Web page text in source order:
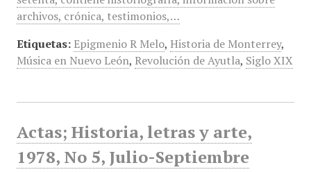
archivos, crónica, testimonios,…
Etiquetas: Epigmenio R Melo, Historia de Monterrey,
Música en Nuevo León, Revolución de Ayutla, Siglo XIX
Actas; Historia, letras y arte,
1978, No 5, Julio-Septiembre